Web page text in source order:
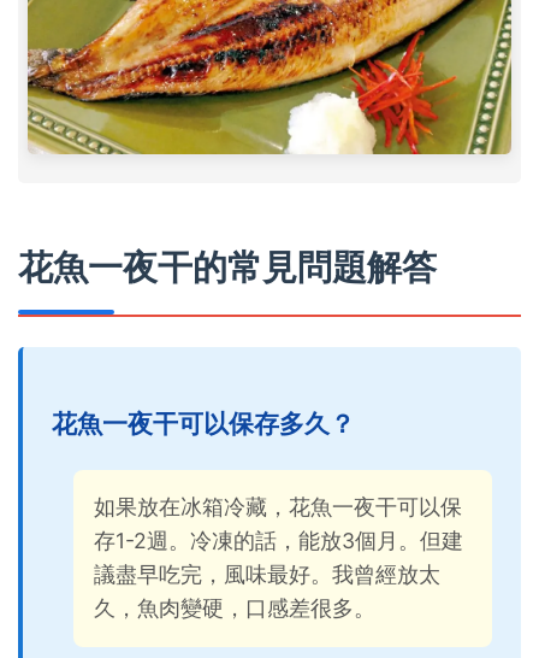
花魚一夜干的常見問題解答
花魚一夜干可以保存多久？
如果放在冰箱冷藏，花魚一夜干可以保
存1-2週。冷凍的話，能放3個月。但建
議盡早吃完，風味最好。我曾經放太
久，魚肉變硬，口感差很多。